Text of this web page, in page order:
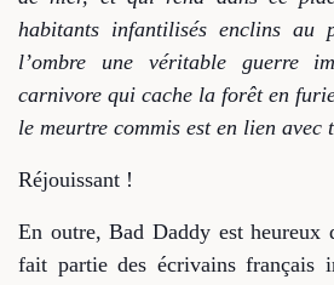
habitants infantilisés enclins au
l’ombre une véritable guerre
carnivore qui cache la forêt en
le meurtre commis est en lien avec
Réjouissant !
En outre, Bad Daddy est heureux
fait partie des écrivains français